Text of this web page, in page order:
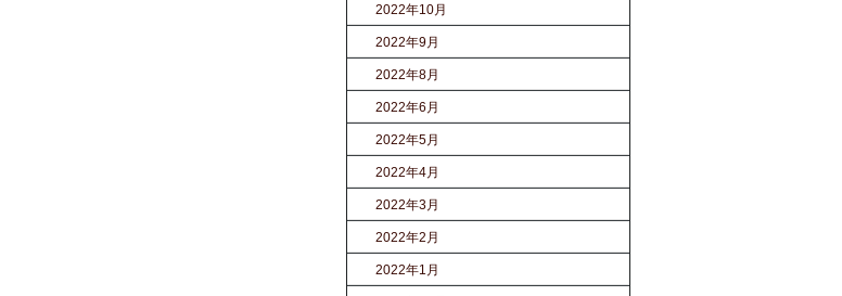
2022年10月
2022年9月
2022年8月
2022年6月
2022年5月
2022年4月
2022年3月
2022年2月
2022年1月